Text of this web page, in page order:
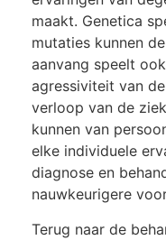
maakt. Genetica
mutaties kunnen
aanvang speelt
agressiviteit van
verloop van de
kunnen van
elke individuele
diagnose en
nauwkeurigere
Terug naar de